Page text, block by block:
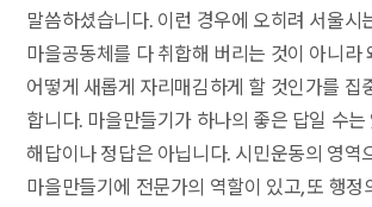
말씀하셨습니다. 이런 경우에 오히려 서울시
마을공동체를 다 취합해 버리는 것이 아니라
어떻게 새롭게 자리매김하게 할 것인가를 집
합니다. 마을만들기가 하나의 좋은 답일 수는
해답이나 정답은 아닙니다. 시민운동의 영역
마을만들기에 전문가의 역할이 있고, 또 행정